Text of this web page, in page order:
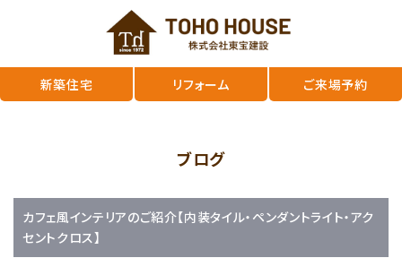
新築住宅 リフォーム ご来場予約
ブログ
カフェ風インテリアのご紹介【内装タイル・ペンダントライト・アク
セントクロス】